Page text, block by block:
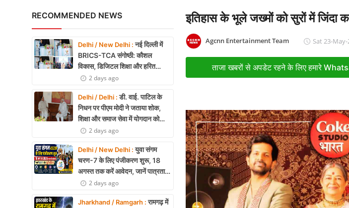
Business
Relationship
Education
Defence & Security
Environment
RECOMMENDED NEWS
Delhi / New Delhi :नई दिल्ली में
BRICS-TCA संगोष्ठी: कौशल
विकास, डिजिटल शिक्षा और हरित
तकनीक पर बनी रणनीति
2 days ago
Delhi / Delhi :डी. वाई. पाटिल के
निधन पर पीएम मोदी ने जताया शोक,
शिक्षा और समाज सेवा में योगदान को
किया याद
2 days ago
Delhi / New Delhi :युवा संगम
चरण-7 के लिए पंजीकरण शुरू, 18
अगस्त तक करें आवेदन, जानें पात्रता
और पूरी प्रक्रिया
2 days ago
Jharkhand / Ramgarh :रामगढ़ में
इतिहास के भूले जख्मों को सुरों में जिंदा
Agcnn Entertainment Team Sat 23-May-
ताजा खबरों से अपडेट रहने के लिए हमारे